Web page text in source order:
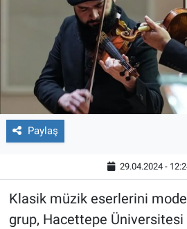
Paylaş
29.04.2024 -
Klasik müzik eserlerini
grup, Hacettepe